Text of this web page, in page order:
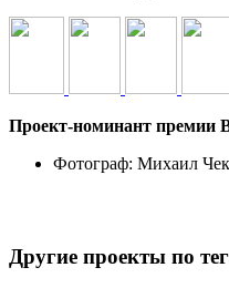
Проект-номинант премии
Фотограф: Михаил
Другие проекты по